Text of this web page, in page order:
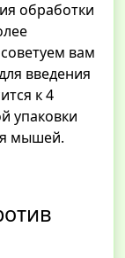
обработки
вам
введения
к 4
упаковки
мышей.